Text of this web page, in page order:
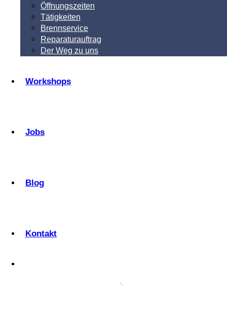
Öffnungszeiten
Tätigkeiten
Brennservice
Reparaturauftrag
Der Weg zu uns
Workshops
Jobs
Blog
Kontakt